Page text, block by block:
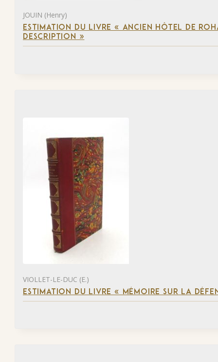
JOUIN (Henry)
ESTIMATION DU LIVRE « ANCIEN HÔTEL DE
DESCRIPTION »
VIOLLET-LE-DUC (E.)
ESTIMATION DU LIVRE « MÉMOIRE SUR LA